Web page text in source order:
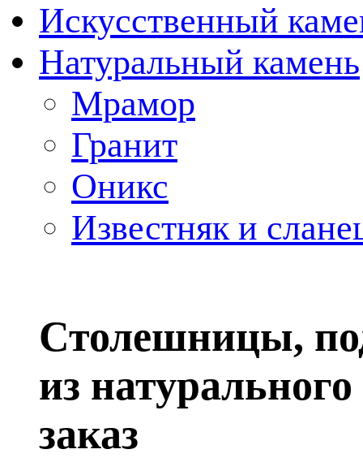
Искусственный
Натуральный камень
Мрамор
Гранит
Оникс
Известняк и
Столешницы,
из
заказ